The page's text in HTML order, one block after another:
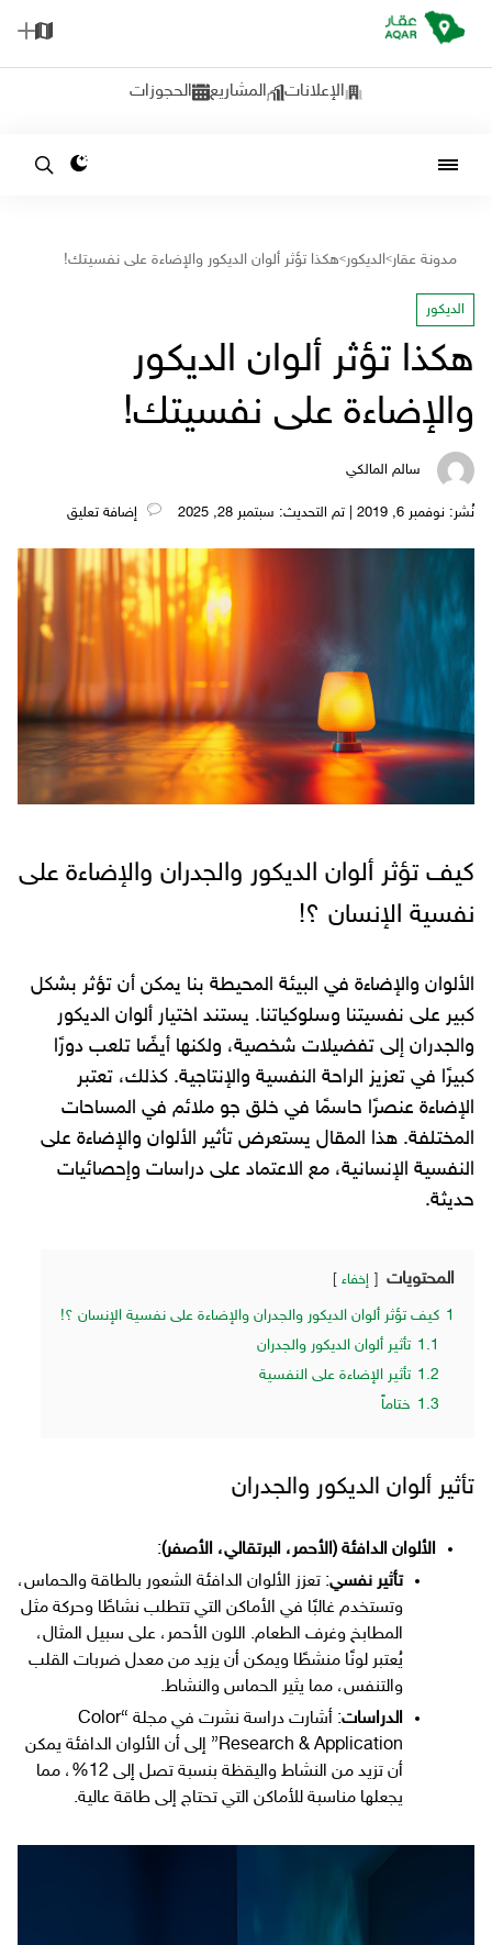
الإعلانات المشاريع الحجوزات
مدونة عقار>الديكور>هكذا تؤثر ألوان الديكور والإضاءة على نفسيتك!
الديكور
هكذا تؤثر ألوان الديكور
والإضاءة على نفسيتك!
سالم المالكي
نُشر: نوفمبر 6, 2019 | تم التحديث: سبتمبر 28, 2025
كيف تؤثر ألوان الديكور والجدران والإضاءة على
نفسية الإنسان ؟!
الألوان والإضاءة في البيئة المحيطة بنا يمكن أن تؤثر بشكل
كبير على نفسيتنا وسلوكياتنا. يستند اختيار ألوان الديكور
والجدران إلى تفضيلات شخصية، ولكنها أيضًا تلعب دورًا
كبيرًا في تعزيز الراحة النفسية والإنتاجية. كذلك، تعتبر
الإضاءة عنصرًا حاسمًا في خلق جو ملائم في المساحات
المختلفة. هذا المقال يستعرض تأثير الألوان والإضاءة على
النفسية الإنسانية، مع الاعتماد على دراسات وإحصائيات
حديثة.
المحتويات إخفاء
1 كيف تؤثر ألوان الديكور والجدران والإضاءة على نفسية الإنسان ؟!
1.1 تأثير ألوان الديكور والجدران
1.2 تأثير الإضاءة على النفسية
1.3 ختاماً
تأثير ألوان الديكور والجدران
الألوان الدافئة (الأحمر، البرتقالي، الأصفر):
تأثير نفسي: تعزز الألوان الدافئة الشعور بالطاقة والحماس،
وتستخدم غالبًا في الأماكن التي تتطلب نشاطًا وحركة مثل
المطابخ وغرف الطعام. اللون الأحمر، على سبيل المثال،
يُعتبر لونًا منشطًا ويمكن أن يزيد من معدل ضربات القلب
والتنفس، مما يثير الحماس والنشاط.
الدراسات
: أشارت دراسة نشرت في مجلة “Color
Research & Application” إلى أن الألوان الدافئة يمكن
أن تزيد من النشاط واليقظة بنسبة تصل إلى 12%، مما
يجعلها مناسبة للأماكن التي تحتاج إلى طاقة عالية.